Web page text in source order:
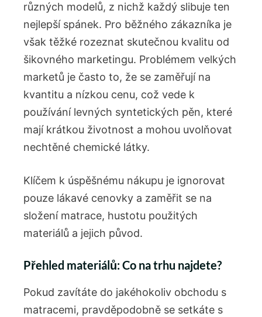
různých modelů, z nichž každý slibuje ten
nejlepší spánek. Pro běžného zákazníka je
však těžké rozeznat skutečnou kvalitu od
šikovného marketingu. Problémem velkých
marketů je často to, že se zaměřují na
kvantitu a nízkou cenu, což vede k
používání levných syntetických pěn, které
mají krátkou životnost a mohou uvolňovat
nechtěné chemické látky.
Klíčem k úspěšnému nákupu je ignorovat
pouze lákavé cenovky a zaměřit se na
složení matrace, hustotu použitých
materiálů a jejich původ.
Přehled materiálů: Co na trhu najdete?
Pokud zavítáte do jakéhokoliv obchodu s
matracemi, pravděpodobně se setkáte s